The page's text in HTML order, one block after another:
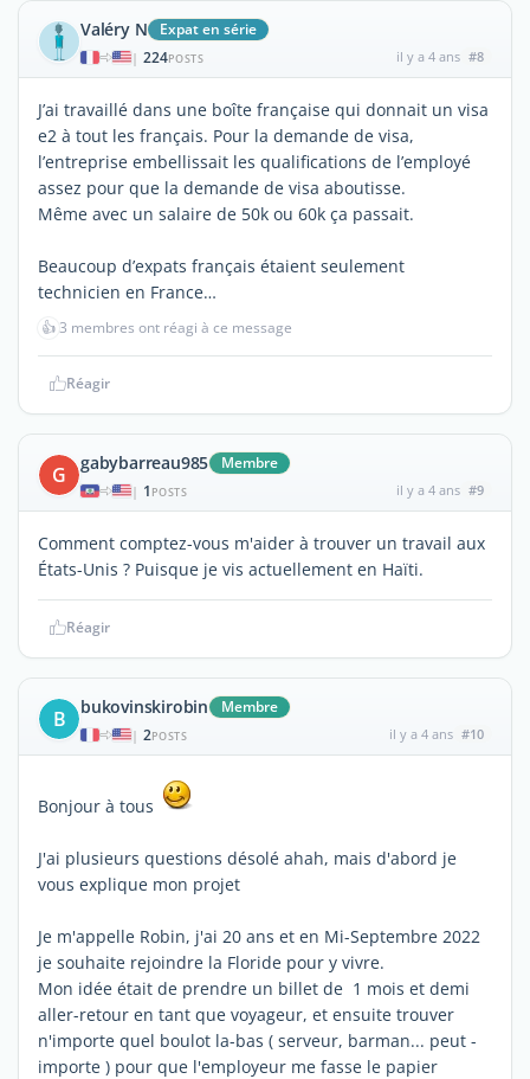
Valéry N Expat en série
| 224POSTS il y a 4 ans #8
J’ai travaillé dans une boîte française qui donnait un visa
e2 à tout les français. Pour la demande de visa,
l’entreprise embellissait les qualifications de l’employé
assez pour que la demande de visa aboutisse.
Même avec un salaire de 50k ou 60k ça passait.
Beaucoup d’expats français étaient seulement
technicien en France…
👍3 membres ont réagi à ce message
Réagir
G gabybarreau985 Membre
| 1 POSTS il y a 4 ans #9
Comment comptez-vous m'aider à trouver un travail aux
États-Unis ? Puisque je vis actuellement en Haïti.
Réagir
B bukovinskirobin Membre
| 2POSTS il y a 4 ans #10
Bonjour à tous
J'ai plusieurs questions désolé ahah, mais d'abord je
vous explique mon projet
Je m'appelle Robin, j'ai 20 ans et en Mi-Septembre 2022
je souhaite rejoindre la Floride pour y vivre.
Mon idée était de prendre un billet de 1 mois et demi
aller-retour en tant que voyageur, et ensuite trouver
n'importe quel boulot la-bas ( serveur, barman... peut -
importe ) pour que l'employeur me fasse le papier